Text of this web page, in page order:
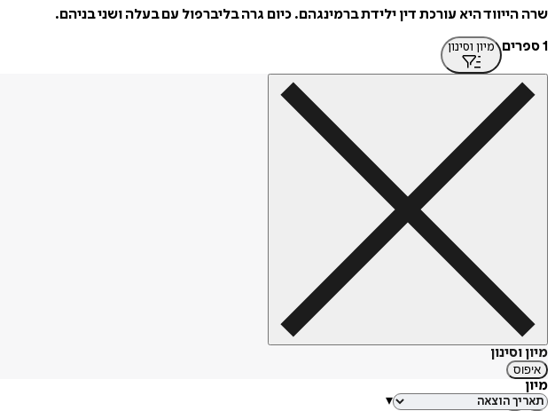
שרה הייווד היא עורכת דין ילידת ברמינגהם. כיום גרה בליברפול עם בעלה ושני בניהם.
1 ספרים
מיון וסינון
מיון וסינון
איפוס
מיון
▾